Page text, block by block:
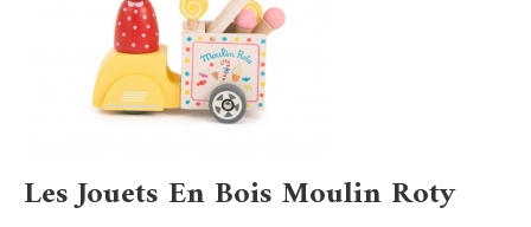
Les Jouets En Bois Moulin Roty